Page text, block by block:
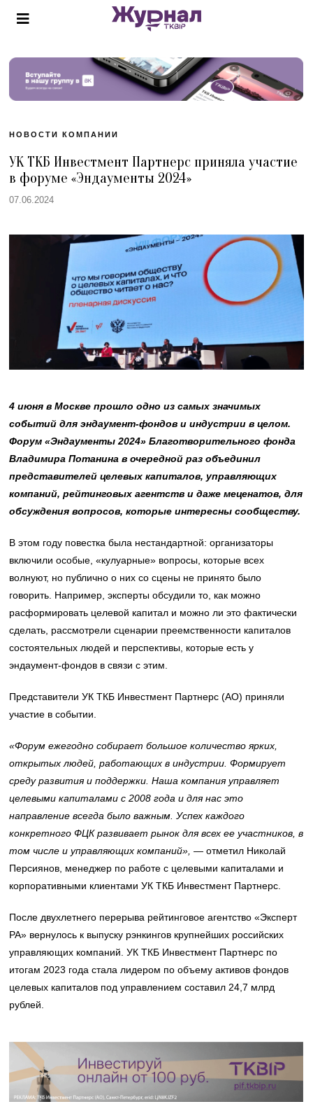
НОВОСТИ КОМПАНИИ
УК ТКБ Инвестмент Партнерс приняла участие
в форуме «Эндаументы 2024»
07.06.2024
4 июня в Москве прошло одно из самых значимых
событий для эндаумент-фондов и индустрии в целом.
Форум «Эндаументы 2024» Благотворительного фонда
Владимира Потанина в очередной раз объединил
представителей целевых капиталов, управляющих
компаний, рейтинговых агентств и даже меценатов, для
обсуждения вопросов, которые интересны сообществу.
В этом году повестка была нестандартной: организаторы
включили особые, «кулуарные» вопросы, которые всех
волнуют, но публично о них со сцены не принято было
говорить. Например, эксперты обсудили то, как можно
расформировать целевой капитал и можно ли это фактически
сделать, рассмотрели сценарии преемственности капиталов
состоятельных людей и перспективы, которые есть у
эндаумент-фондов в связи с этим.
Представители УК ТКБ Инвестмент Партнерс (АО) приняли
участие в событии.
«Форум ежегодно собирает большое количество ярких,
открытых людей, работающих в индустрии. Формирует
среду развития и поддержки. Наша компания управляет
целевыми капиталами с 2008 года и для нас это
направление всегда было важным. Успех каждого
конкретного ФЦК развивает рынок для всех ее участников, в
том числе и управляющих компаний», — отметил Николай
Персиянов, менеджер по работе с целевыми капиталами и
корпоративными клиентами УК ТКБ Инвестмент Партнерс.
После двухлетнего перерыва рейтинговое агентство «Эксперт
РА» вернулось к выпуску рэнкингов крупнейших российских
управляющих компаний. УК ТКБ Инвестмент Партнерс по
итогам 2023 года стала лидером по объему активов фондов
целевых капиталов под управлением составил 24,7 млрд
рублей.